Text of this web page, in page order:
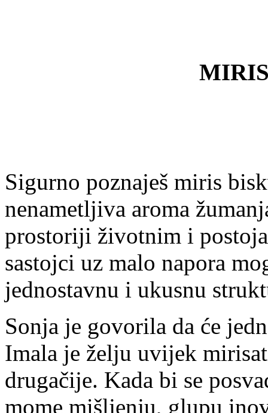
Sigurno poznaješ miris
nenametljiva aroma
prostoriji životnim i
sastojci uz malo napora
jednostavnu i ukusnu
Sonja je govorila da će
Imala je želju uvijek
drugačije. Kada bi se
mome mišljenju, glupu